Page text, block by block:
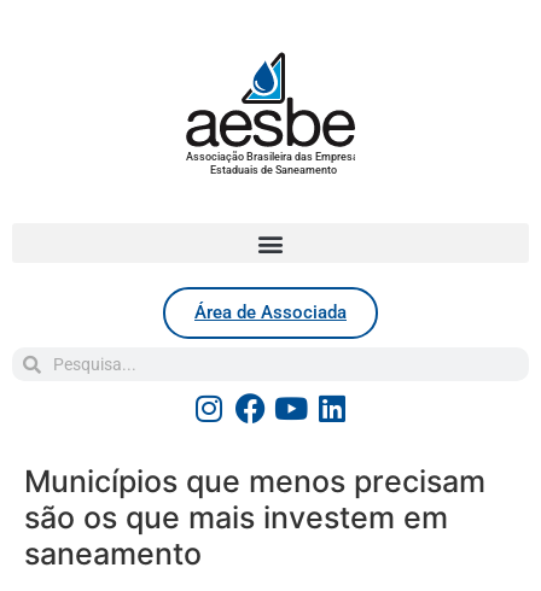
Associação Brasileira das Empresas
Estaduais de Saneamento
Área de Associada
Municípios que menos precisam
são os que mais investem em
saneamento